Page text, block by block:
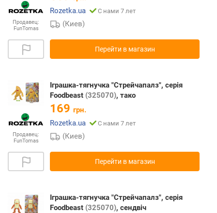
Продавец:
FunTomas
Rozetka.ua
С нами 7 лет
(Киев)
Перейти в магазин
Продавец:
FunTomas
Іграшка-тягнучка "Стрейчапалз", серія
Foodbeast (325070), тако
169 грн.
Rozetka.ua
С нами 7 лет
(Киев)
Перейти в магазин
Іграшка-тягнучка "Стрейчапалз", серія
Foodbeast (325070), сендвіч